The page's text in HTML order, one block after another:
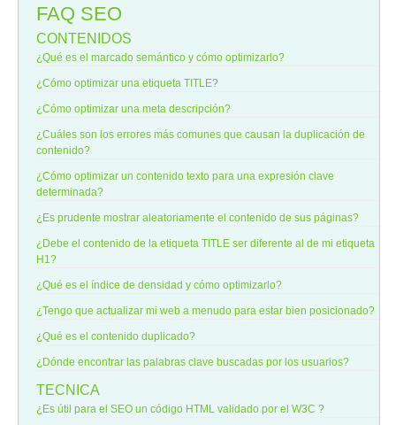
FAQ SEO
CONTENIDOS
¿Qué es el marcado semántico y cómo optimizarlo?
¿Cómo optimizar una etiqueta TITLE?
¿Cómo optimizar una meta descripción?
¿Cuáles son los errores más comunes que causan la duplicación de
contenido?
¿Cómo optimizar un contenido texto para una expresión clave
determinada?
¿Es prudente mostrar aleatoriamente el contenido de sus páginas?
¿Debe el contenido de la etiqueta TITLE ser diferente al de mi etiqueta
H1?
¿Qué es el índice de densidad y cómo optimizarlo?
¿Tengo que actualizar mi web a menudo para estar bien posicionado?
¿Qué es el contenido duplicado?
¿Dónde encontrar las palabras clave buscadas por los usuarios?
TECNICA
¿Es útil para el SEO un código HTML validado por el W3C ?